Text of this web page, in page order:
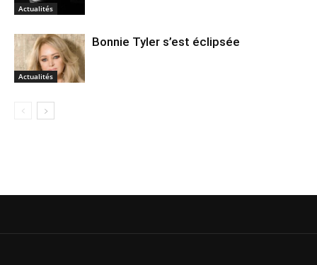
Actualités
Actualités
Bonnie Tyler s’est éclipsée